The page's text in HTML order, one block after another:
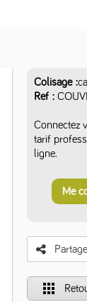
Colisage
Ref
Connectez
tarif
ligne.
Me
apps